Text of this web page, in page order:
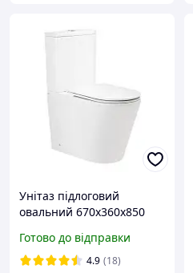
Унітаз підлоговий
овальний 670x360x850
close/ Quick relase
SMWS0010
Готово до відправки
4.9 (18)